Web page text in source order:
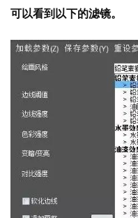
可以看到以下的滤镜。